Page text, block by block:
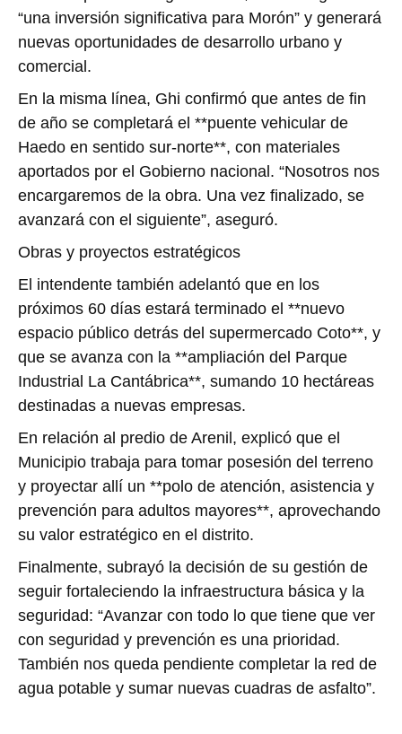
“una inversión significativa para Morón” y generará
nuevas oportunidades de desarrollo urbano y
comercial.
En la misma línea, Ghi confirmó que antes de fin
de año se completará el **puente vehicular de
Haedo en sentido sur-norte**, con materiales
aportados por el Gobierno nacional. “Nosotros nos
encargaremos de la obra. Una vez finalizado, se
avanzará con el siguiente”, aseguró.
Obras y proyectos estratégicos
El intendente también adelantó que en los
próximos 60 días estará terminado el **nuevo
espacio público detrás del supermercado Coto**, y
que se avanza con la **ampliación del Parque
Industrial La Cantábrica**, sumando 10 hectáreas
destinadas a nuevas empresas.
En relación al predio de Arenil, explicó que el
Municipio trabaja para tomar posesión del terreno
y proyectar allí un **polo de atención, asistencia y
prevención para adultos mayores**, aprovechando
su valor estratégico en el distrito.
Finalmente, subrayó la decisión de su gestión de
seguir fortaleciendo la infraestructura básica y la
seguridad: “Avanzar con todo lo que tiene que ver
con seguridad y prevención es una prioridad.
También nos queda pendiente completar la red de
agua potable y sumar nuevas cuadras de asfalto”.